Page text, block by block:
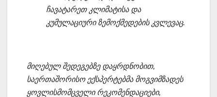
ჩავატარეთ კლიმატისა და
კუმულაციური ზემოქმედების კვლევაც.
მიღებულ შედეგებზე დაყრდნობით,
საერთაშორისო ექსპერტებმა მოგვიმზადეს
ყოვლისმომცველი რეკომენდაციები,